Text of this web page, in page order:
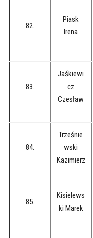
82.
Piask
Irena
83.
Jaśkiewi
cz
Czesław
84.
Trześnie
wski
Kazimierz
85.
Kisielews
ki Marek